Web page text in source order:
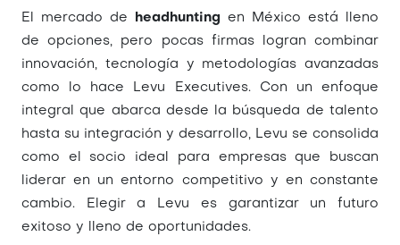
El mercado de headhunting en México está lleno
de opciones, pero pocas firmas logran combinar
innovación, tecnología y metodologías avanzadas
como lo hace Levu Executives. Con un enfoque
integral que abarca desde la búsqueda de talento
hasta su integración y desarrollo, Levu se consolida
como el socio ideal para empresas que buscan
liderar en un entorno competitivo y en constante
cambio. Elegir a Levu es garantizar un futuro
exitoso y lleno de oportunidades.